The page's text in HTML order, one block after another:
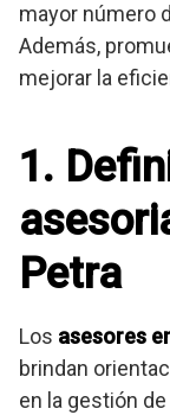
mayor número
Además,
mejorar la
1.
Petra
Los asesores
brindan
en la gestión